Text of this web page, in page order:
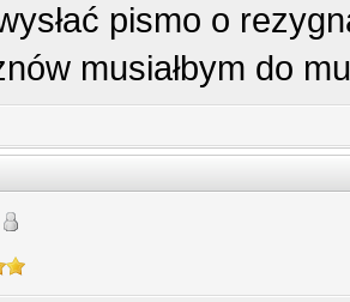
pismo o
musiałbym do